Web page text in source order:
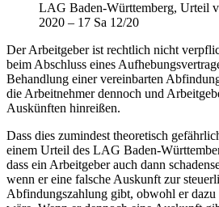
LAG Baden-Württemberg, Urteil
2020 – 17 Sa 12/20
Der Arbeitgeber ist rechtlich nicht
beim Abschluss eines
Behandlung einer vereinbarten
die Arbeitnehmer dennoch und
Auskünften hinreißen.
Dass dies zumindest theoretisch
einem Urteil des LAG Baden-
dass ein Arbeitgeber auch dann
wenn er eine falsche Auskunft zur
Abfindungszahlung gibt, obwohl er